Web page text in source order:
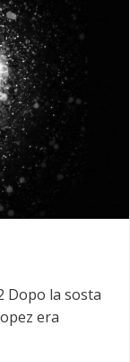
Dopo la sosta
era